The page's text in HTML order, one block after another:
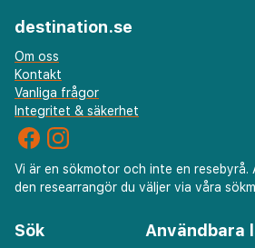
destination.se
Om oss
Kontakt
Vanliga frågor
Integritet & säkerhet
Vi är en sökmotor och inte en resebyrå.
den researrangör du väljer via våra
Sök Användbara